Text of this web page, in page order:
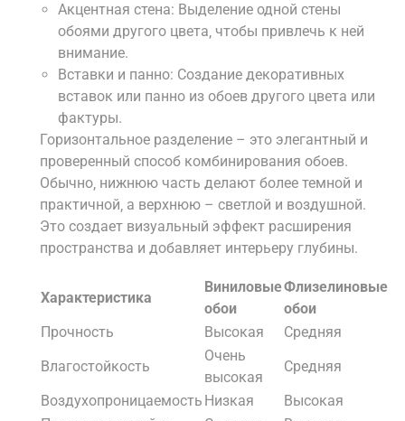
Акцентная стена: Выделение одной стены
обоями другого цвета‚ чтобы привлечь к ней
внимание.
Вставки и панно: Создание декоративных
вставок или панно из обоев другого цвета или
фактуры.
Горизонтальное разделение – это элегантный и
проверенный способ комбинирования обоев.
Обычно‚ нижнюю часть делают более темной и
практичной‚ а верхнюю – светлой и воздушной.
Это создает визуальный эффект расширения
пространства и добавляет интерьеру глубины.
Характеристика
Виниловые
обои
Флизелиновые
обои
Прочность
Высокая
Средняя
Влагостойкость
Очень
высокая
Средняя
Воздухопроницаемость Низкая
Высокая